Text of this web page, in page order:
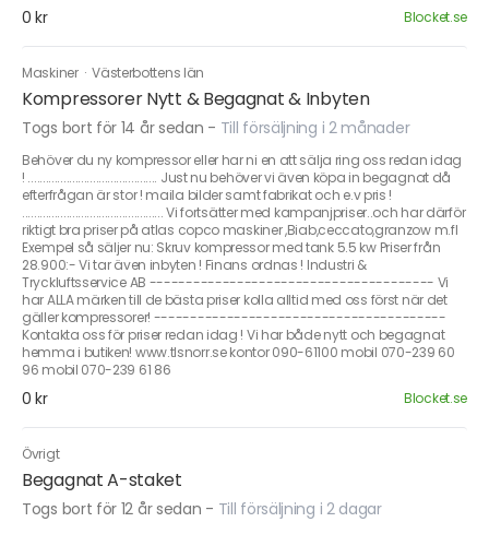
0 kr Blocket.se
Maskiner ·Västerbottens län
Kompressorer Nytt & Begagnat & Inbyten
Togs bort för 14 år sedan - Till försäljning i 2 månader
Behöver du ny kompressor eller har ni en att sälja ring oss redan idag
! ............................................ Just nu behöver vi även köpa in begagnat då
efterfrågan är stor ! maila bilder samt fabrikat och e.v pris !
................................................ Vi fortsätter med kampanjpriser..och har därför
riktigt bra priser på atlas copco maskiner ,Biab,ceccato,granzow m.fl
Exempel så säljer nu: Skruv kompressor med tank 5.5 kw Priser från
28.900:- Vi tar även inbyten ! Finans ordnas ! Industri &
Tryckluftsservice AB --------------------------------------- Vi
har ALLA märken till de bästa priser kolla alltid med oss först när det
gäller kompressorer! ----------------------------------------
Kontakta oss för priser redan idag ! Vi har både nytt och begagnat
hemma i butiken! www.tlsnorr.se kontor 090-61100 mobil 070-239 60
96 mobil 070-239 61 86
0 kr Blocket.se
Övrigt
Begagnat A-staket
Togs bort för 12 år sedan - Till försäljning i 2 dagar